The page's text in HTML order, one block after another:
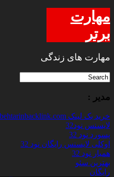
مهارت
برتر
مهارت های زندگی
مدیر :
خرید بک لینک behtarinbacklink.com
لایسنس نود32
پسورد نود 32
اوکلی لایسنس رایگان نود 32
همیار نود 32
بهترین سئو
رایگان